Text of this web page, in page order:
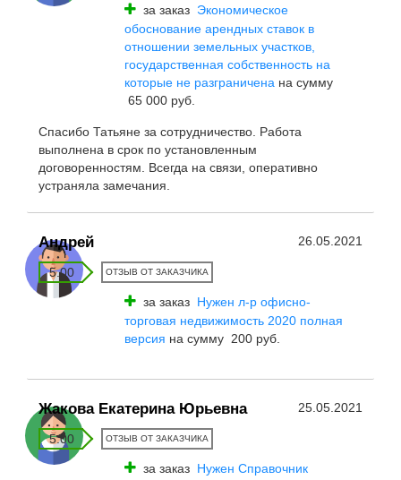
за заказ Экономическое
обоснование арендных ставок в
отношении земельных участков,
государственная собственность на
которые не разграничена на сумму
65 000 руб.
Спасибо Татьяне за сотрудничество. Работа
выполнена в срок по установленным
договоренностям. Всегда на связи, оперативно
устраняла замечания.
Андрей 26.05.2021
5.00 ОТЗЫВ ОТ ЗАКАЗЧИКА
за заказ Нужен л-р офисно-
торговая недвижимость 2020 полная
версия на сумму 200 руб.
Жакова Екатерина Юрьевна 25.05.2021
5.00 ОТЗЫВ ОТ ЗАКАЗЧИКА
за заказ Нужен Справочник